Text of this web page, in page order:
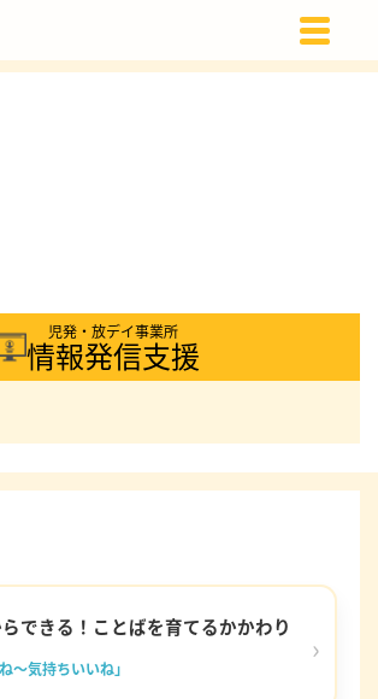
児発・放デイ事業所
情報発信支援
できる！ことばを育てるかかわり
～気持ちいいね」
›